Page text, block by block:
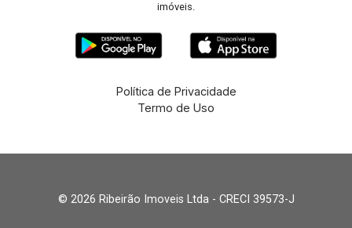
imóveis.
Política de Privacidade
Termo de Uso
© 2026 Ribeirão Imoveis Ltda - CRECI 39573-J